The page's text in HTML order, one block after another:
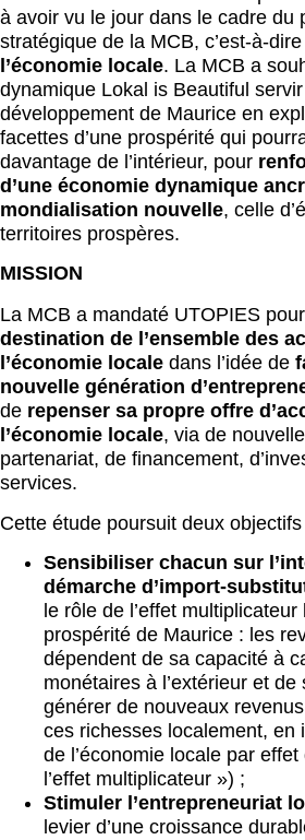
à avoir vu le jour dans le cadre du
stratégique de la MCB, c’est-à-
l’économie locale. La MCB a
dynamique Lokal is Beautiful
développement de Maurice en
facettes d’une prospérité qui
davantage de l’intérieur, pour
d’une économie dynamique
mondialisation nouvelle, celle
territoires prospères.
MISSION
La MCB a mandaté UTOPIES
destination de l’ensemble des
l’économie locale dans l’idée de
nouvelle génération
de repenser sa propre offre
l’économie locale, via de
partenariat, de financement,
services.
Cette étude poursuit deux objectifs
Sensibiliser chacun sur
démarche d’import-
le rôle de l’effet
prospérité de Maurice : les
dépendent de sa capacité à
monétaires à l’extérieur et de
générer de nouveaux
ces richesses localement, en
de l’économie locale par effet
l’effet multiplicateur ») ;
Stimuler l’entrepreneuriat
levier d’une croissance